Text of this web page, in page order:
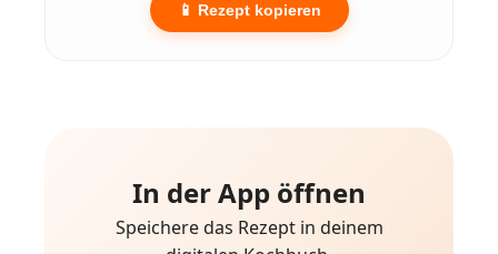
📱 Rezept kopieren
In der App öffnen
Speichere das Rezept in deinem